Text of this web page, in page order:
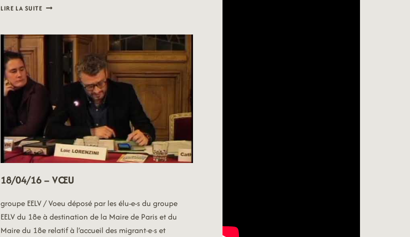
LIRE LA SUITE18/04/16
18/04/16 – VŒU
groupe EELV / Voeu déposé par les élu-e-s du groupe
EELV du 18e à destination de la Maire de Paris et du
Maire du 18e relatif à l’accueil des migrant·e·s et